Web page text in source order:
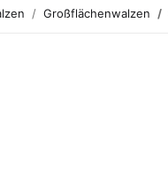
Großflächenwalzen